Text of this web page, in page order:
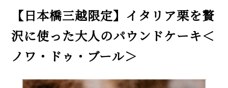
【日本橋三越限定】イタリア栗を贅
沢に使った大人のパウンドケーキ＜
ノワ・ドゥ・ブール＞